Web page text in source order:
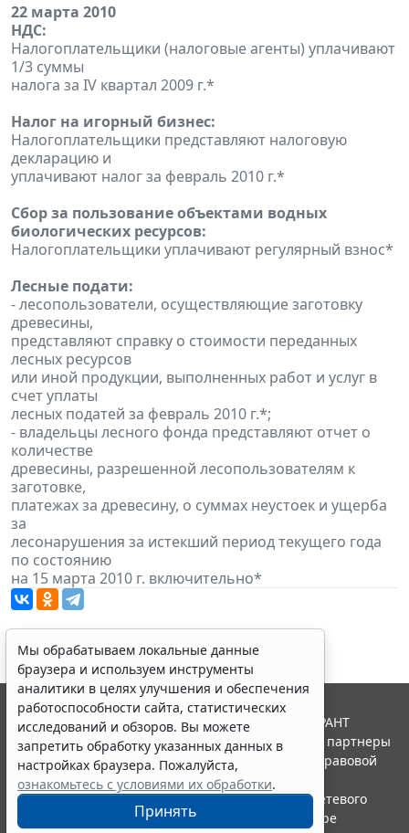
22 марта 2010
НДС:
Налогоплательщики (налоговые агенты) уплачивают
1/3 суммы
налога за IV квартал 2009 г.*
Налог на игорный бизнес:
Налогоплательщики представляют налоговую
декларацию и
уплачивают налог за февраль 2010 г.*
Сбор за пользование объектами водных
биологических ресурсов:
Налогоплательщики уплачивают регулярный взнос*
Лесные подати:
- лесопользователи, осуществляющие заготовку
древесины,
представляют справку о стоимости переданных
лесных ресурсов
или иной продукции, выполненных работ и услуг в
счет уплаты
лесных податей за февраль 2010 г.*;
- владельцы лесного фонда представляют отчет о
количестве
древесины, разрешенной лесопользователям к
заготовке,
платежах за древесину, о суммах неустоек и ущерба
за
лесонарушения за истекший период текущего года
по состоянию
на 15 марта 2010 г. включительно*
Мы обрабатываем локальные данные
браузера и используем инструменты
аналитики в целях улучшения и обеспечения
работоспособности сайта, статистических
исследований и обзоров. Вы можете
запретить обработку указанных данных в
настройках браузера. Пожалуйста,
ознакомьтесь с условиями их обработки.
Принять
© ООО "НПП "ГАРАНТ-СЕРВИС", 2026. Система ГАРАНТ
выпускается с 1990 года. Компания "Гарант" и ее партнеры
являются участниками Российской ассоциации правовой
информации ГАРАНТ.
Портал ГАРАНТ.РУ зарегистрирован в качестве сетевого
издания Федеральной службой по надзору в сфере